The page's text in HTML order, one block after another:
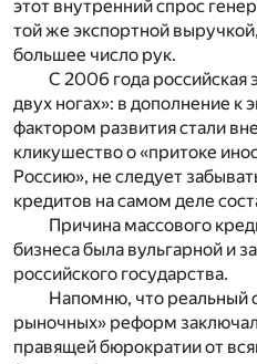
этот внутренний спрос
той же экспортной
большее число рук.
С 2006 года российская
двух ногах»: в дополнение к
фактором развития стали
кликушество о «притоке
Россию», не следует
кредитов на самом деле
Причина массового
бизнеса была вульгарной и
российского государства.
Напомню, что реальный
рыночных» реформ
правящей бюрократии от